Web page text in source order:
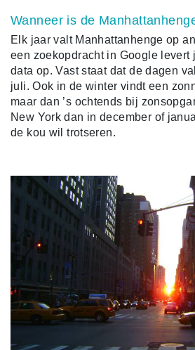
Wanneer is de
Elk jaar valt Manhattanhenge op
een zoekopdracht in Google levert
data op. Vast staat dat de dagen
juli. Ook in de winter vindt een
maar dan ’s ochtends bij
New York dan in december of
de kou wil trotseren.